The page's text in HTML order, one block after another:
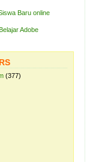
Baru online
Adobe
(377)